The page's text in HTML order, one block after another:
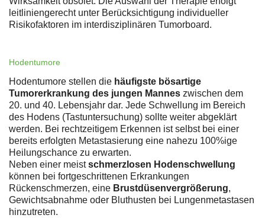
leitliniengerecht unter Berücksichtigung individueller
Risikofaktoren im interdisziplinären Tumorboard.
Hodentumore
Hodentumore stellen die häufigste bösartige
Tumorerkrankung des jungen Mannes zwischen dem
20. und 40. Lebensjahr dar. Jede Schwellung im Bereich
des Hodens (Tastuntersuchung) sollte weiter abgeklärt
werden. Bei rechtzeitigem Erkennen ist selbst bei einer
bereits erfolgten Metastasierung eine nahezu 100%ige
Heilungschance zu erwarten.
Neben einer meistschmerzlosen Hodenschwellung
können bei fortgeschrittenen Erkrankungen
Rückenschmerzen, eine Brustdüsenvergrößerung,
Gewichtsabnahme oder Bluthusten bei Lungenmetastasen
hinzutreten.